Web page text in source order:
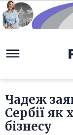
Чадеж
Сербії як
бізнесу